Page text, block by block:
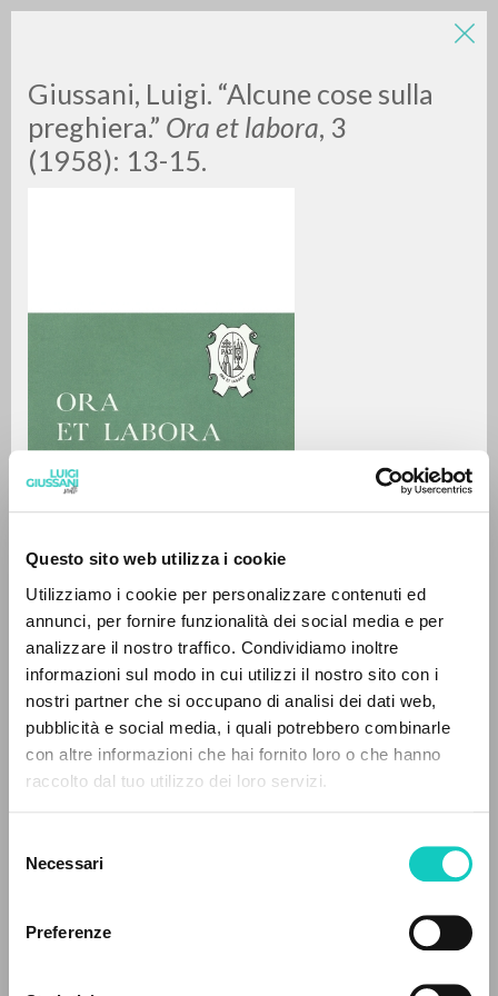
Questo sito web utilizza i cookie
Utilizziamo i cookie per personalizzare contenuti ed
annunci, per fornire funzionalità dei social media e per
analizzare il nostro traffico. Condividiamo inoltre
informazioni sul modo in cui utilizzi il nostro sito con i
nostri partner che si occupano di analisi dei dati web,
pubblicità e social media, i quali potrebbero combinarle
con altre informazioni che hai fornito loro o che hanno
raccolto dal tuo utilizzo dei loro servizi.
delNecessari
Preferenze
Giussani, Luigi. “Alcune cose sulla
preghiera.” Ora et labora, 3
(1958): 13-15.
Giussani Luigi Autore
Italiano
Ora et labora
1958
Pagine: 3
09/03/2020
LEGGI IL FULL TEXT NELL'EDIZIONE
RISULTATI SUCCESSIVI
IL PROGETTO
Il portale raccoglie e rende accessibili gli scritti
di Luigi Giussani: quasi 5000 voci bibliografiche,
testi integrali in 5 lingue e percorsi tematici
dedicati.